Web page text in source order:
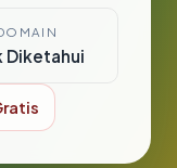
Diketahui